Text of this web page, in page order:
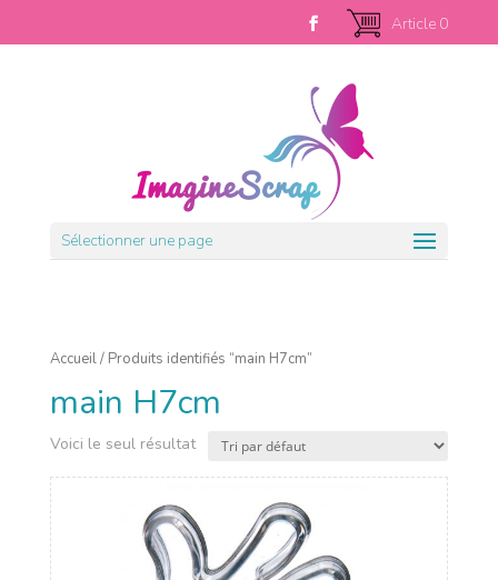
Article 0
Sélectionner une page
Accueil/ Produits identifiés “main H7cm”
main H7cm
Voici le seul résultat